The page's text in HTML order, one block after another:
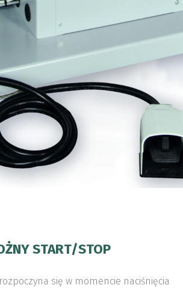
START/STOP
się w momencie naciśnięcia